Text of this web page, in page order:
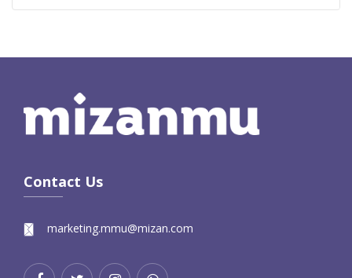
Contact Us
marketing.mmu@mizan.com